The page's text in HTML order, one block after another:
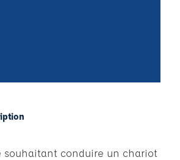
souhaitant conduire un chariot